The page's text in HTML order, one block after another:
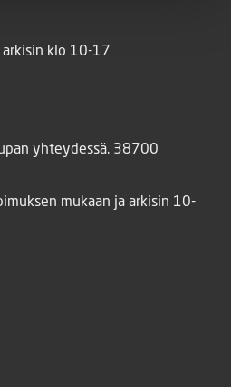
arkisin klo 10-17
yhteydessä. 38700
mukaan ja arkisin 10-